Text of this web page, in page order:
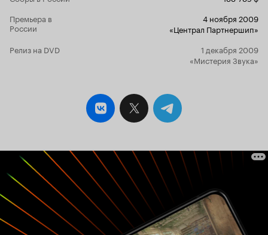
чего получается, что актеры как то не
цельными персонажами получились герои
Башарова и Пеговой, в результате они и
смотрелись лучше всех, ибо характеры были
показаны в отличие от остальных героев. У
главной героини же достоинство было по сути
позволяющая себя любить без эмоций. В
результате осталось разочарование от
просмотра, режиссер, на фильмах которого я
первоисточник, что слов нет. Даже морская
составляющая фильма не смогла порадовать,
ибо статичные съемки корабля вдохновения не
вызвали, а вкупе с историческими ляпами
приобрели негативный окрас. Если бы фильм
снимал кто то другой, наверное не принял бы
так близко к сердцу, но от Говорухина не
ожидал. 2 из 10
Премьера в
России
4 ноября 2009
«Централ Партнершип»
Релиз на DVD
1 декабря 2009
«Мистерия Звука»